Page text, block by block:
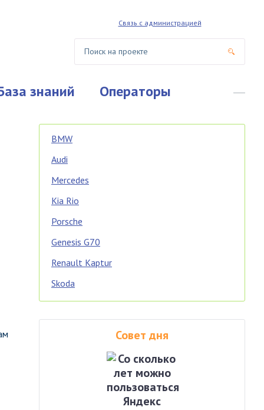
Связь с администрацией
знаний Операторы
BMW
Audi
Mercedes
Kia Rio
Porsche
Genesis G70
Renault Kaptur
Skoda
Совет дня